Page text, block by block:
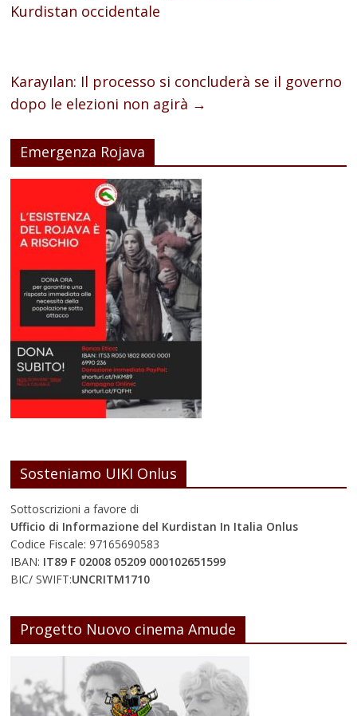
Kurdistan occidentale
Karayılan: Il processo si concluderà se il governo
dopo le elezioni non agirà →
Emergenza Rojava
Sosteniamo UIKI Onlus
Sottoscrizioni a favore di
Ufficio di Informazione del Kurdistan In Italia Onlus
Codice Fiscale: 97165690583
IBAN: IT89 F 02008 05209 000102651599
BIC/ SWIFT:UNCRITM1710
Progetto Nuovo cinema Amude